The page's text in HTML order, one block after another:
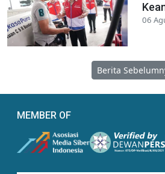
06
Berita
MEMBER OF